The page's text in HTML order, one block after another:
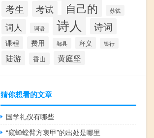
考生 考试 自己的 苏轼
词人 词语 诗人 诗词
课程 费用 鄞县 释义 银行
陆游 香山 黄庭坚
猜你想看的文章
国学礼仪有哪些
“窥蝉螳臂方衷甲”的出处是哪里